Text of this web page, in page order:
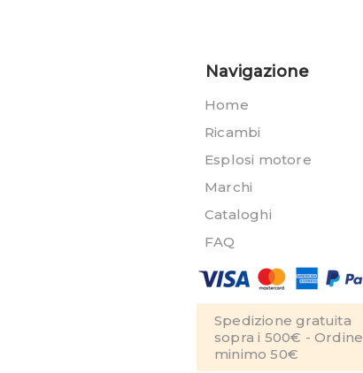
Navigazione
Home
Ricambi
Esplosi motore
Marchi
Cataloghi
FAQ
Spedizione gratuita
sopra i 500€ - Ordine
minimo 50€